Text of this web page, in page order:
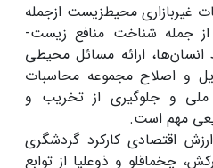
غیربازاری محیطزیست ازجمله
از جمله شناخت منافع زیست-
ارائه مسائل محیطی
و اصلاح مجموعه محاسبات
ملی و جلوگیری از تخریب و
مهم است.
اقتصادی کارکرد گردشگری
درکش، چخماقلو و ذوعلیا از توابع